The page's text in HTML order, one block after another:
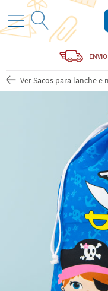
ENVIO
Ver Sacos para lanche